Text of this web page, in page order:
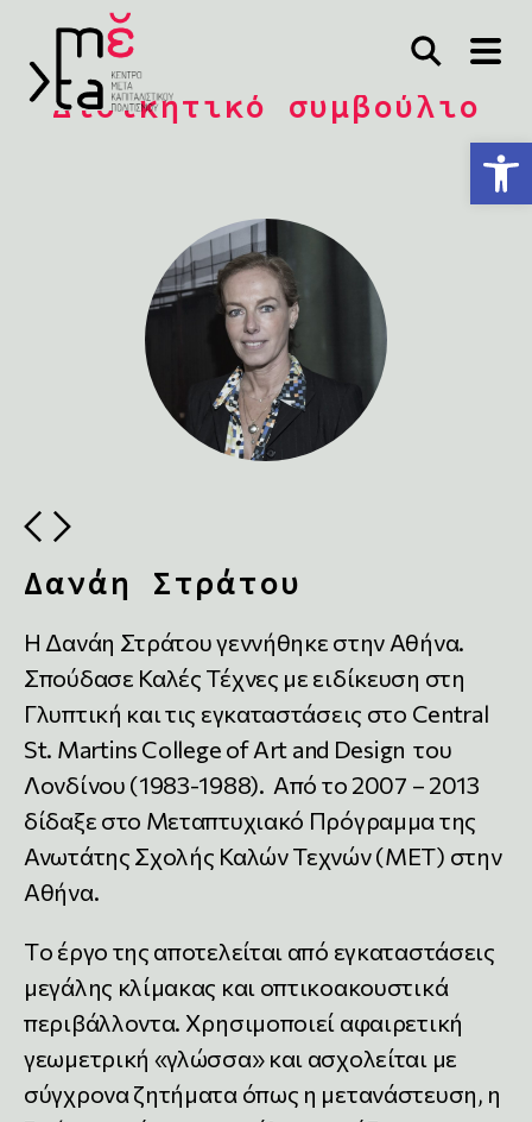
Ανοίξτε τη γραμμή εργαλείων
Διοικητικό συμβούλιο
Δανάη Στράτου
Η Δανάη Στράτου γεννήθηκε στην Αθήνα.
Σπούδασε Καλές Τέχνες με ειδίκευση στη
Γλυπτική και τις εγκαταστάσεις στο Central
St. Martins College of Art and Design του
Λονδίνου (1983-1988). Από το 2007 – 2013
δίδαξε στο Μεταπτυχιακό Πρόγραμμα της
Ανωτάτης Σχολής Καλών Τεχνών (ΜΕΤ) στην
Αθήνα.
Tο έργο της αποτελείται από εγκαταστάσεις
μεγάλης κλίμακας και οπτικοακουστικά
περιβάλλοντα. Χρησιμοποιεί αφαιρετική
γεωμετρική «γλώσσα» και ασχολείται με
σύγχρονα ζητήματα όπως η μετανάστευση, η